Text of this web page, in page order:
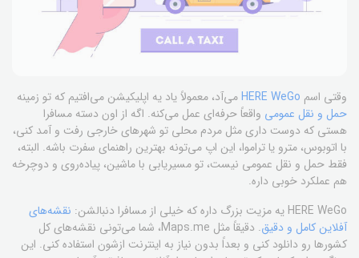
وقتی اسم HERE WeGoمی‌آد، معمولاً یاد یه اپلیکیشن می‌افتیم که تو زمینه
حمل و نقل عمومی واقعاً حرفه‌ای عمل می‌کنه. اگه از اون دسته مسافرا
هستی که دوست داری مثل مردم محلی تو شهرهای خارجی رفت و آمد کنی،
با اتوبوس، مترو یا تراموا، این اپ می‌تونه بهترین راهنمای سفرت باشه. البته،
فقط حمل و نقل عمومی نیست، تو مسیریابی با ماشین، پیاده‌روی و دوچرخه
هم عملکرد خوبی داره.
HERE WeGo یه مزیت بزرگ داره که خیلی از مسافرا دنبالشن:
نقشه‌های
آفلاین کامل و دقیق
. دقیقاً مثل Maps.me، شما می‌تونی نقشه‌های کل
کشورها رو دانلود کنی و بعداً بدون نیاز به اینترنت ازشون استفاده کنی. این